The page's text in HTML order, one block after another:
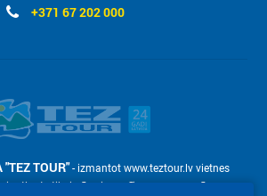
+371 67 202 000
TOUR"- izmantot www.teztour.lv vietnes
ir atļauts tikai pēc pieprasījuma – ar uzņēmuma